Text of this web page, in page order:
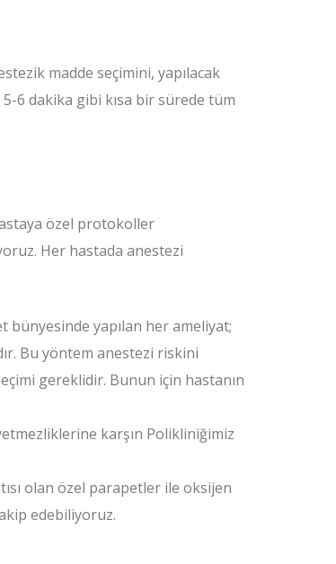
madde seçimini, yapılacak
6 dakika gibi kısa bir sürede tüm
özel protokoller
Her hastada anestezi
yapılan her ameliyat;
Bu yöntem anestezi riskini
gereklidir. Bunun için hastanın
karşın Polikliniğimiz
olan özel parapetler ile oksijen
edebiliyoruz.